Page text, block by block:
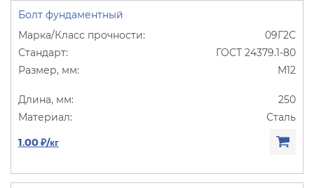
Болт фундаментный
09Г2С
ГОСТ 24379.1-80
М12
250
Сталь
1.00 ₽/кг